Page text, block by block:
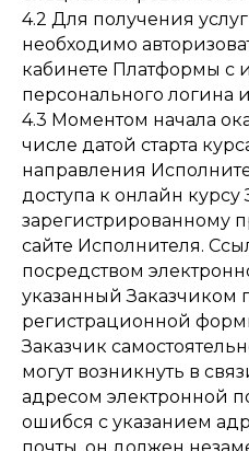
4.2 Для получения
необходимо
кабинете Платформы с
персонального логина
4.3 Моментом начала
числе датой старта
направления
доступа к онлайн курсу
зарегистрированному
сайте Исполнителя.
посредством
указанный Заказчиком
регистрационной
Заказчик
могут возникнуть в
адресом электронной
ошибся с указанием